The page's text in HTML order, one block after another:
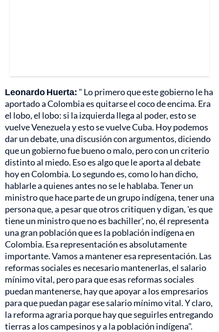
Leonardo Huerta: " Lo primero que este gobierno le ha
aportado a Colombia es quitarse el coco de encima. Era
el lobo, el lobo: si la izquierda llega al poder, esto se
vuelve Venezuela y esto se vuelve Cuba. Hoy podemos
dar un debate, una discusión con argumentos, diciendo
que un gobierno fue bueno o malo, pero con un criterio
distinto al miedo. Eso es algo que le aporta al debate
hoy en Colombia. Lo segundo es, como lo han dicho,
hablarle a quienes antes no se le hablaba. Tener un
ministro que hace parte de un grupo indígena, tener una
persona que, a pesar que otros critiquen y digan, 'es que
tiene un ministro que no es bachiller', no, él representa
una gran población que es la población indígena en
Colombia. Esa representación es absolutamente
importante. Vamos a mantener esa representación. Las
reformas sociales es necesario mantenerlas, el salario
mínimo vital, pero para que esas reformas sociales
puedan mantenerse, hay que apoyar a los empresarios
para que puedan pagar ese salario mínimo vital. Y claro,
la reforma agraria porque hay que seguirles entregando
tierras a los campesinos y a la población indígena".